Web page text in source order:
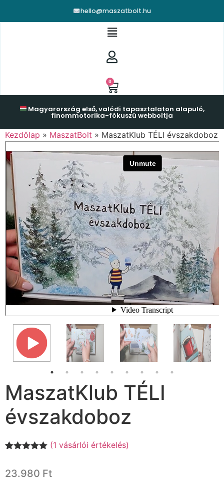
hello@maszatbolt.hu
0
Magyarország első, valódi tapasztalaton alapuló,
finommotorika-fókuszú webboltja
Kezdőlap » MaszatBolt » MaszatKlub TÉLI évszakdoboz
MaszatKlub TÉLI
évszakdoboz
ből,
(1 vásárlói értékelés)
23.980 Ft